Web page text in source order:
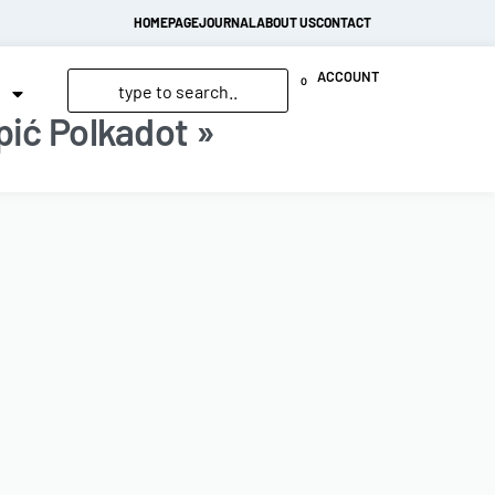
HOMEPAGEJOURNALABOUT USCONTACT
0 ACCOUNT
Polkadot »